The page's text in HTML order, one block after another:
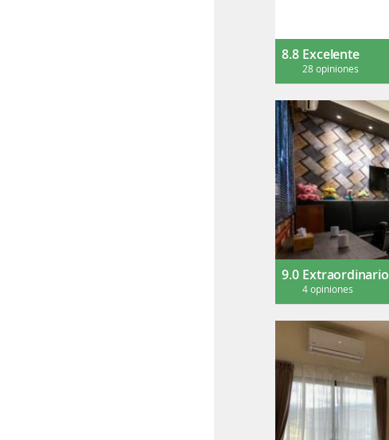
8.8 Excelente
28 opiniones
9.0 Extraordinario
4 opiniones